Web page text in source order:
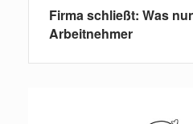
Firma schließt: Was
Arbeitnehmer